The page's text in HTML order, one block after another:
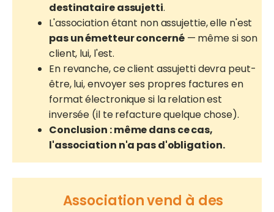
destinataire assujetti.
L'association étant non assujettie, elle n'est
pas un émetteur concerné— même si son
client, lui, l'est.
En revanche, ce client assujetti devra peut-
être, lui, envoyer ses propres factures en
format électronique si la relation est
inversée (il te refacture quelque chose).
Conclusion : même dans ce cas,
l'association n'a pas d'obligation.
Association vend à des